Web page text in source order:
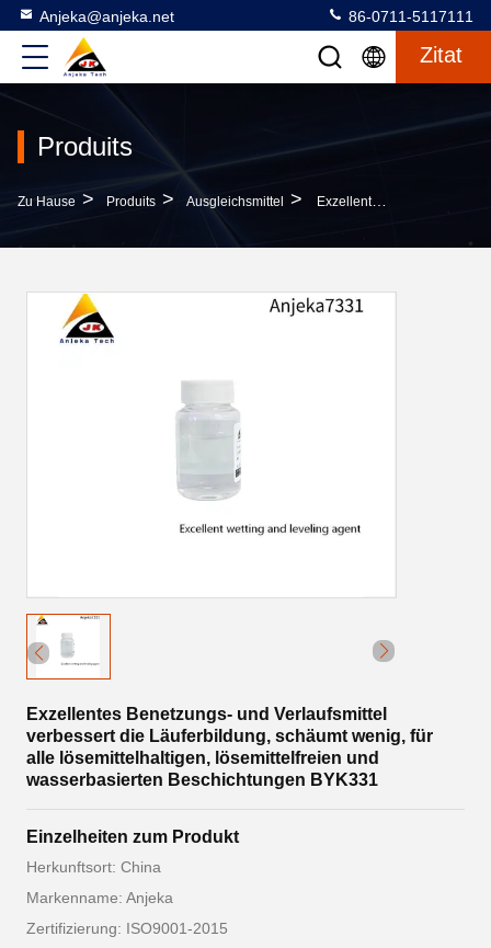
Anjeka@anjeka.net 86-0711-5117111
Zitat
Produits
Zu Hause > Produits > Ausgleichsmittel > Exzellentes Benetzungs- Und Verlaufsmittel Verbessert Die Läuferbildung, Schäumt Wenig, Für Alle Lösemittelhaltigen, Lösemittelfreien Und Wasserbasierten Beschichtungen BYK331
Exzellentes Benetzungs- und Verlaufsmittel
verbessert die Läuferbildung, schäumt wenig, für
alle lösemittelhaltigen, lösemittelfreien und
wasserbasierten Beschichtungen BYK331
Einzelheiten zum Produkt
Herkunftsort: China
Markenname: Anjeka
Zertifizierung: ISO9001-2015